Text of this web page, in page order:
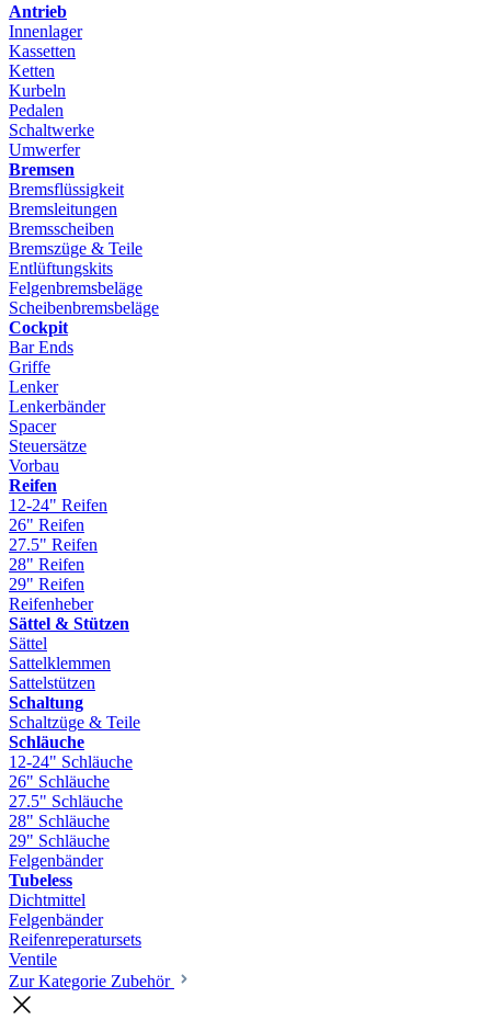
Antrieb
Innenlager
Kassetten
Ketten
Kurbeln
Pedalen
Schaltwerke
Umwerfer
Bremsen
Bremsflüssigkeit
Bremsleitungen
Bremsscheiben
Bremszüge & Teile
Entlüftungskits
Felgenbremsbeläge
Scheibenbremsbeläge
Cockpit
Bar Ends
Griffe
Lenker
Lenkerbänder
Spacer
Steuersätze
Vorbau
Reifen
12-24" Reifen
26" Reifen
27.5" Reifen
28" Reifen
29" Reifen
Reifenheber
Sättel & Stützen
Sättel
Sattelklemmen
Sattelstützen
Schaltung
Schaltzüge & Teile
Schläuche
12-24" Schläuche
26" Schläuche
27.5" Schläuche
28" Schläuche
29" Schläuche
Felgenbänder
Tubeless
Dichtmittel
Felgenbänder
Reifenreperatursets
Ventile
Zur Kategorie Zubehör